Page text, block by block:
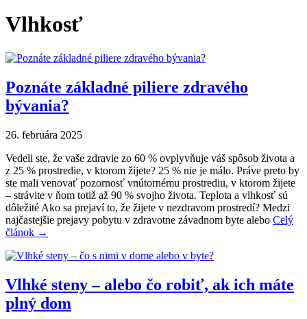
Vlhkosť
Poznáte základné piliere zdravého
bývania?
26. februára 2025
Vedeli ste, že vaše zdravie zo 60 % ovplyvňuje váš spôsob života a
z 25 % prostredie, v ktorom žijete? 25 % nie je málo. Práve preto by
ste mali venovať pozornosť vnútornému prostrediu, v ktorom žijete
– strávite v ňom totiž až 90 % svojho života. Teplota a vlhkosť sú
dôležité Ako sa prejaví to, že žijete v nezdravom prostredí? Medzi
najčastejšie prejavy pobytu v zdravotne závadnom byte alebo Celý
článok →
Vlhké steny – alebo čo robiť, ak ich máte
plný dom